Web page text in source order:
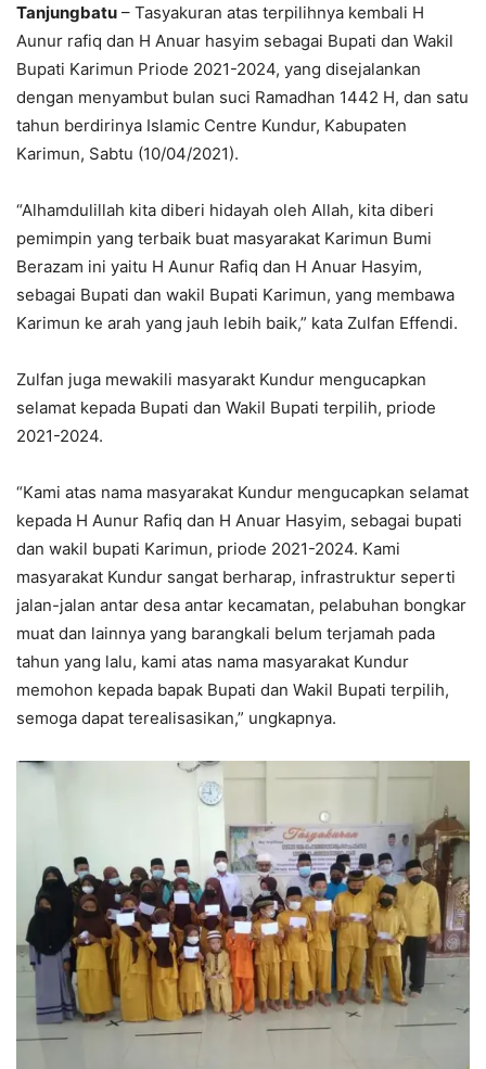
Tanjungbatu – Tasyakuran atas terpilihnya kembali H
Aunur rafiq dan H Anuar hasyim sebagai Bupati dan Wakil
Bupati Karimun Priode 2021-2024, yang disejalankan
dengan menyambut bulan suci Ramadhan 1442 H, dan satu
tahun berdirinya Islamic Centre Kundur, Kabupaten
Karimun, Sabtu (10/04/2021).
“Alhamdulillah kita diberi hidayah oleh Allah, kita diberi
pemimpin yang terbaik buat masyarakat Karimun Bumi
Berazam ini yaitu H Aunur Rafiq dan H Anuar Hasyim,
sebagai Bupati dan wakil Bupati Karimun, yang membawa
Karimun ke arah yang jauh lebih baik,” kata Zulfan Effendi.
Zulfan juga mewakili masyarakt Kundur mengucapkan
selamat kepada Bupati dan Wakil Bupati terpilih, priode
2021-2024.
“Kami atas nama masyarakat Kundur mengucapkan selamat
kepada H Aunur Rafiq dan H Anuar Hasyim, sebagai bupati
dan wakil bupati Karimun, priode 2021-2024. Kami
masyarakat Kundur sangat berharap, infrastruktur seperti
jalan-jalan antar desa antar kecamatan, pelabuhan bongkar
muat dan lainnya yang barangkali belum terjamah pada
tahun yang lalu, kami atas nama masyarakat Kundur
memohon kepada bapak Bupati dan Wakil Bupati terpilih,
semoga dapat terealisasikan,” ungkapnya.